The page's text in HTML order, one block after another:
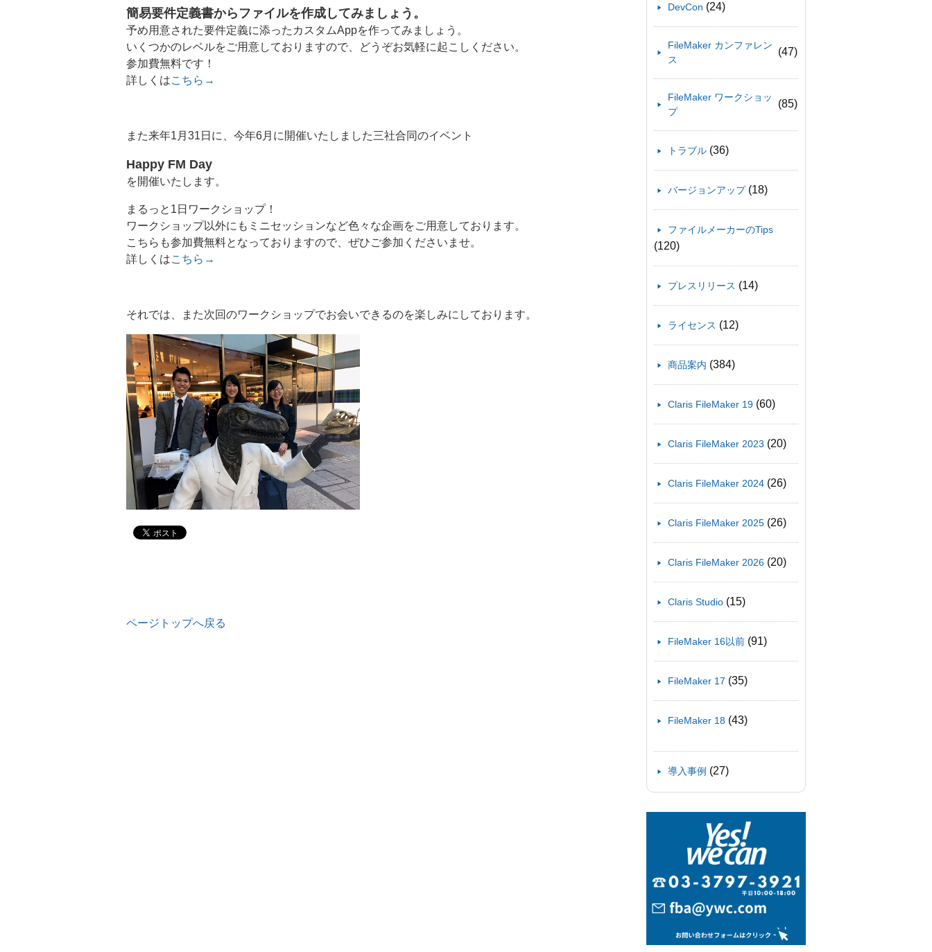
簡易要件定義書からファイルを作成してみましょう。
予め用意された要件定義に添ったカスタムAppを作ってみましょう。
いくつかのレベルをご用意しておりますので、どうぞお気軽に起こしください。
参加費無料です！
詳しくはこちら→
また来年1月31日に、今年6月に開催いたしました三社合同のイベント
Happy FM Day
を開催いたします。
まるっと1日ワークショップ！
ワークショップ以外にもミニセッションなど色々な企画をご用意しております。
こちらも参加費無料となっておりますので、ぜひご参加くださいませ。
詳しくはこちら→
それでは、また次回のワークショップでお会いできるのを楽しみにしております。
ページトップへ戻る
DevCon (24)
FileMaker カンファレン
ス
(47)
FileMaker ワークショッ
プ
(85)
トラブル (36)
バージョンアップ(18)
ファイルメーカーのTips
(120)
プレスリリース (14)
ライセンス (12)
商品案内 (384)
Claris FileMaker 19 (60)
Claris FileMaker 2023 (20)
Claris FileMaker 2024 (26)
Claris FileMaker 2025 (26)
Claris FileMaker 2026 (20)
Claris Studio (15)
FileMaker 16以前 (91)
FileMaker 17 (35)
FileMaker 18 (43)
導入事例 (27)